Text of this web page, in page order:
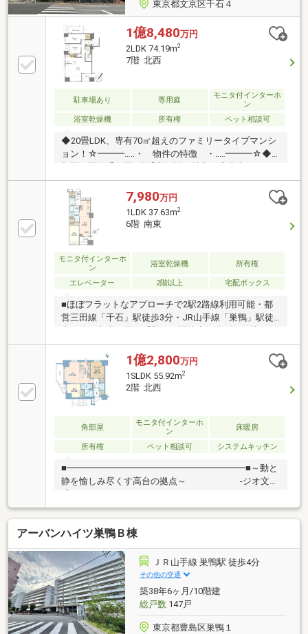
東京都文京区千石４
1億8,480万円
2LDK 74.19m2
7階 北西
駐車場あり 専用庭
モニタ付インターホ
ン
浴室乾燥機
所有権 ペット相談可
◆20畳LDK、専有70㎡超えのファミリータイプマンシ
ョン！☆━━━…‥・ 物件の特徴 ・‥…━━━☆◆
コニー×南西側サービススペース×西側ルーフバルコニ
ー 三方角部屋につき日当たり・開放感良好！◆将来
的に3LDKに間仕切り可能！◆室内は大変綺麗にお使い
です！◆高層階につき見晴らし良好！◆ペット飼育可
能(管理規約により制限あり)◆文京区立明化小学校ま
で約5分(350m)◆文京区立第十中学校まで約7分(450
ｍ)♪物件の詳細はADCAST駒込支店迄【０１２０－９
１７－１９７】♪☆━━━…‥・ ━☆━ ・‥…━
7,980万円
1LDK 37.63m2
6階 南東
モニタ付インターホ
ン
浴室乾燥機 所有権
エレベーター 2階以上 宅配ボックス
■ほぼフラットなアプローチで2駅2路線利用可能・都
営三田線「千石」駅徒歩3分・JR山手線「巣鴨」駅徒
LDKと約4.7帖の洋室■ウォークインクローゼット・シ
ューズインクロゼット等、収納充実◎床暖房（リビン
グダイニング）◎追焚機能付きフルオートバス◎浴室
換気乾燥機◎ディスポーザー◎食器洗乾燥機◎TES熱
源機エコジョーズ◎二重床・二重天井構造◎内廊下設
計◎宅配ボックス有◎ペット飼育可（細則有）
1億2,800万円
1SLDK 55.92m2
2階 北西
角部屋
モニタ付インターホ
ン
床暖房
所有権 ペット相談可 システムキッチン
■━━━━━━━━━━━━━━━━━━━━■～動と
静を愉しみ尽くす高台の拠点～ -ジオ文京
■━━━━━━━━━━━━━━━━━━━━■◆アク
セス・都営三田線「千石」駅 徒歩3分・山手線「巣
鴨」駅 徒歩11分◆建物概要・阪急阪神不動産旧分譲
「ジオ」シリーズ・2019年7月築、総戸数45戸・24時
間ゴミ出し可能、宅配ボックス有り・遮音性能に優れ
た二重床構造、メンテナンスに便利な二重天井構造を
採用・ホテルライクな内廊下設計◆専有部分・約55.92
㎡・1SLDK・ディスポーザー付き・リビングには床暖
房採用・ペット飼育可能(規約による細則あり)
アーバンハイツ巣鴨Ｂ棟
ＪＲ山手線 巣鴨駅 徒歩4分
その他の交通
築38年6ヶ月/10階建
総戸数147戸
東京都豊島区巣鴨１